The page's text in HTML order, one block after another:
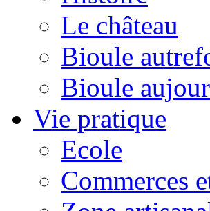
Le château
Bioule
Bioule
Vie pratique
Ecole
Commerces